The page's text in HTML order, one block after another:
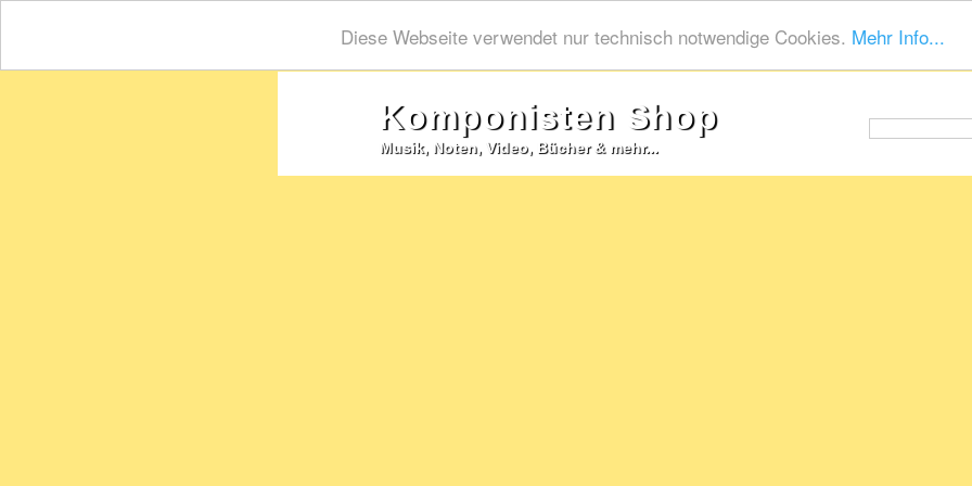
Diese Webseite verwendet nur technisch notwendige Cookies. Mehr Info...
Komponisten Shop
Musik, Noten, Video, Bücher & mehr...